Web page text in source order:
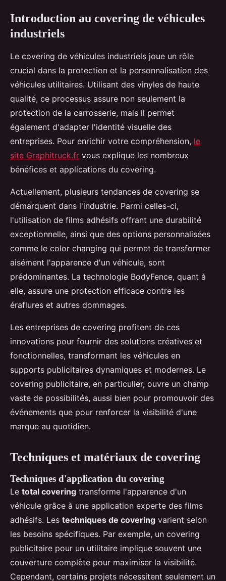
Introduction au covering de véhicules
industriels
Le covering de véhicules industriels joue un rôle
crucial dans la protection et la personnalisation des
véhicules utilitaires. Utilisant des vinyles de haute
qualité, ce processus assure non seulement la
protection de la carrosserie, mais il permet
également d'adapter l'identité visuelle des
entreprises. Pour enrichir votre compréhension, le
site Graphitruck.fr vous explique les nombreux
bénéfices et applications du covering.
Actuellement, plusieurs tendances de covering se
démarquent dans l'industrie. Parmi celles-ci,
l'utilisation de films adhésifs offrant une durabilité
exceptionnelle, ainsi que des options personnalisées
comme le color changing qui permet de transformer
aisément l'apparence d'un véhicule, sont
prédominantes. La technologie BodyFence, quant à
elle, assure une protection efficace contre les
éraflures et autres dommages.
Les entreprises de covering profitent de ces
innovations pour fournir des solutions créatives et
fonctionnelles, transformant les véhicules en
supports publicitaires dynamiques et modernes. Le
covering publicitaire, en particulier, ouvre un champ
vaste de possibilités, aussi bien pour promouvoir des
événements que pour renforcer la visibilité d'une
marque au quotidien.
Techniques et matériaux de covering
Techniques d'application du covering
Le total covering transforme l'apparence d'un
véhicule grâce à une application experte des films
adhésifs. Les techniques de covering varient selon
les besoins spécifiques. Par exemple, un covering
publicitaire pour un utilitaire implique souvent une
couverture complète pour maximiser la visibilité.
Cependant, certains projets nécessitent seulement un